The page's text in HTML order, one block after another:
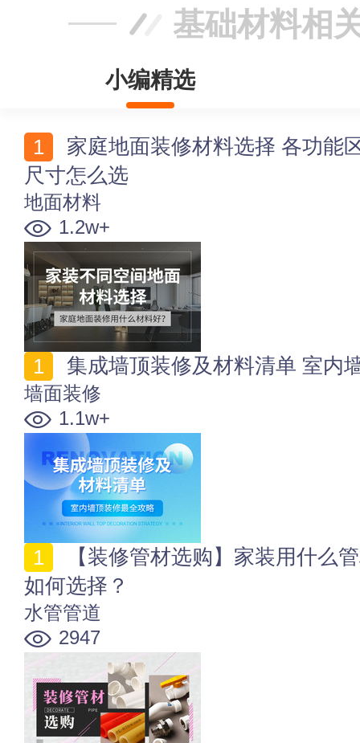
基础材料相
小编精选
尺寸怎么选
地面材料
1.2w+
集成墙顶装修及材料清单 室内
墙面装修
1.1w+
如何选择？
水管管道
2947